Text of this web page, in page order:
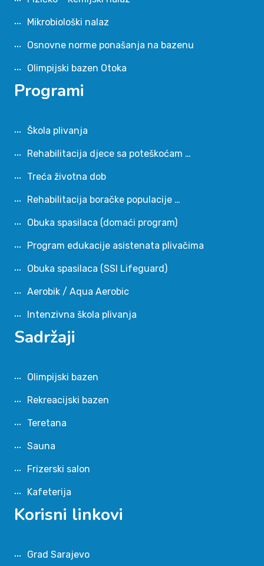
Mikrobiološki nalaz
Osnovne norme ponašanja na bazenu
Olimpijski bazen Otoka
Programi
Škola plivanja
Rehabilitacija djece sa poteškoćam …
Treća životna dob
Rehabilitacija boračke populacije …
Obuka spasilaca (domaći program)
Program edukacije asistenata plivačima
Obuka spasilaca (SSI Lifeguard)
Aerobik / Aqua Aerobic
Intenzivna škola plivanja
Sadržaji
Olimpijski bazen
Rekreacijski bazen
Teretana
Sauna
Frizerski salon
Kafeterija
Korisni linkovi
Grad Sarajevo